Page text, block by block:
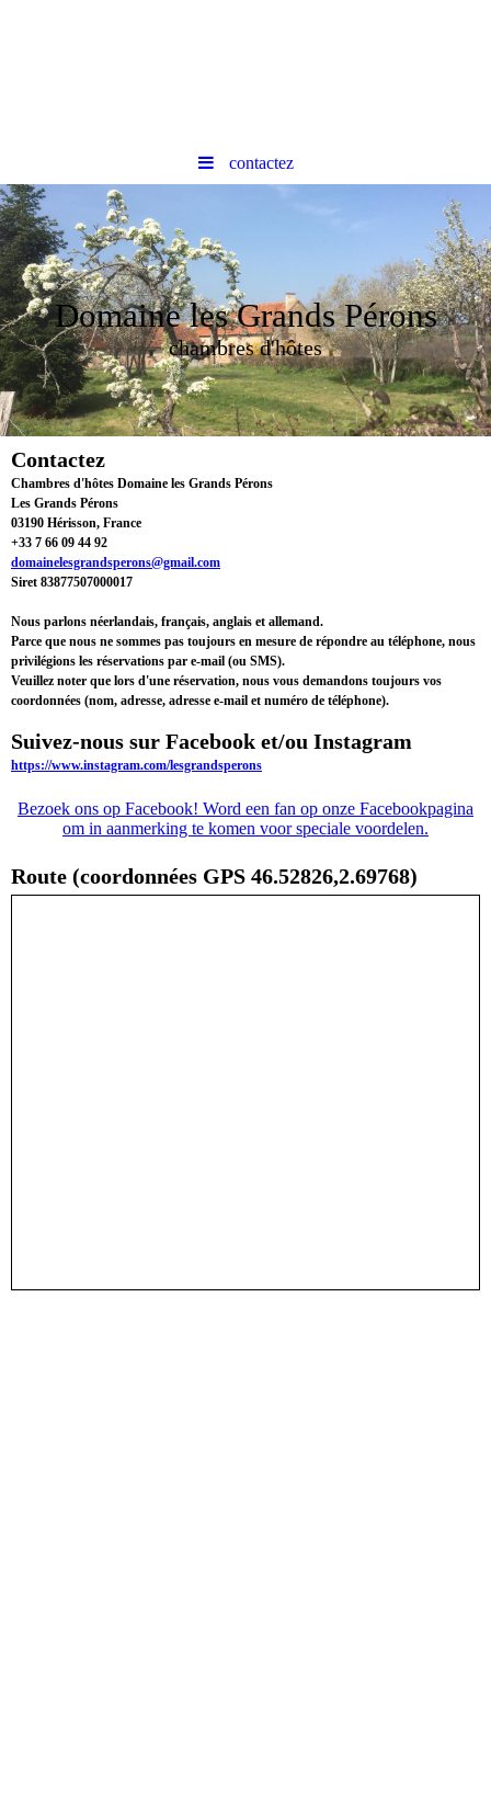
contactez
Domaine les Grands Pérons
chambres d'hôtes
Contactez
Chambres d'hôtes Domaine les Grands Pérons
Les Grands Pérons
03190 Hérisson, France
+33 7 66 09 44 92
domainelesgrandsperons@gmail.com
Siret 83877507000017
Nous parlons néerlandais, français, anglais et allemand.
Parce que nous ne sommes pas toujours en mesure de répondre au téléphone, nous
privilégions les réservations par e-mail (ou SMS).
Veuillez noter que lors d'une réservation, nous vous demandons toujours vos
coordonnées (nom, adresse, adresse e-mail et numéro de téléphone).
Suivez-nous sur Facebook et/ou Instagram
https://www.instagram.com/lesgrandsperons
Bezoek ons op Facebook! Word een fan op onze Facebookpagina
om in aanmerking te komen voor speciale voordelen.
Route (coordonnées GPS 46.52826,2.69768)